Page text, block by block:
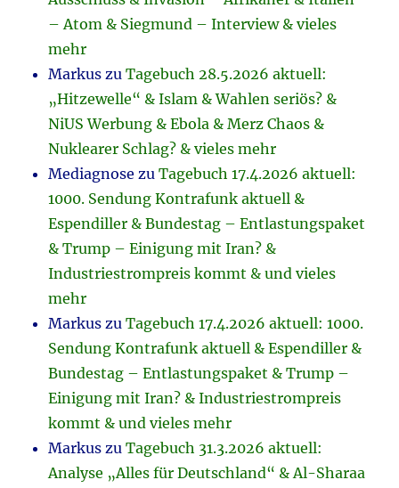
– Atom & Siegmund – Interview & vieles
mehr
Markus zuTagebuch 28.5.2026 aktuell:
„Hitzewelle“ & Islam & Wahlen seriös? &
NiUS Werbung & Ebola & Merz Chaos &
Nuklearer Schlag? & vieles mehr
Mediagnose zuTagebuch 17.4.2026 aktuell:
1000. Sendung Kontrafunk aktuell &
Espendiller & Bundestag – Entlastungspaket
& Trump – Einigung mit Iran? &
Industriestrompreis kommt & und vieles
mehr
Markus zuTagebuch 17.4.2026 aktuell: 1000.
Sendung Kontrafunk aktuell & Espendiller &
Bundestag – Entlastungspaket & Trump –
Einigung mit Iran? & Industriestrompreis
kommt & und vieles mehr
Markus zuTagebuch 31.3.2026 aktuell:
Analyse „Alles für Deutschland“ & Al-Sharaa